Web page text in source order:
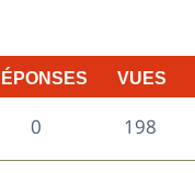
VUES
0R
é
198V
u